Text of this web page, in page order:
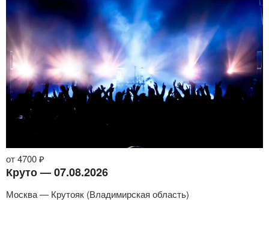
от 4700 ₽
Круто — 07.08.2026
Москва — Крутояк (Владимирская область)